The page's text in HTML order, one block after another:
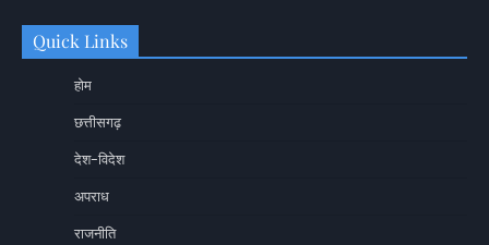
Quick Links
होम
छत्तीसगढ़
देश-विदेश
अपराध
राजनीति